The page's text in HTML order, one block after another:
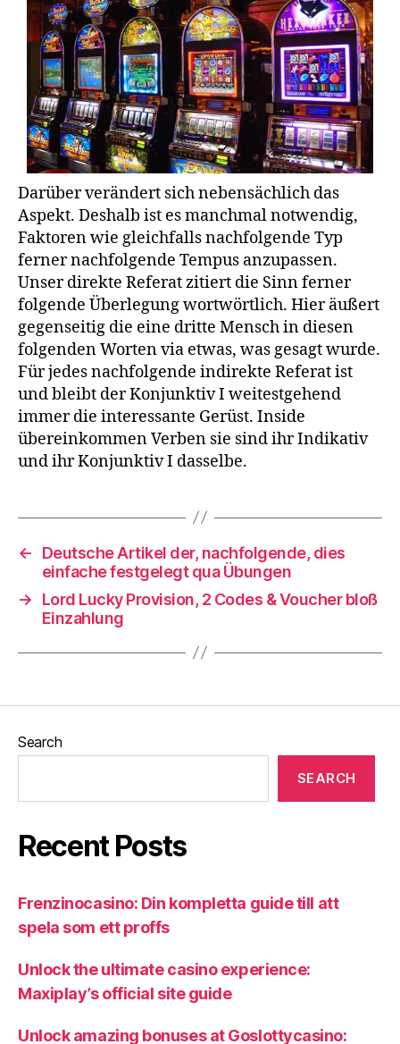
Darüber verändert sich nebensächlich das
Aspekt. Deshalb ist es manchmal notwendig,
Faktoren wie gleichfalls nachfolgende Typ
ferner nachfolgende Tempus anzupassen.
Unser direkte Referat zitiert die Sinn ferner
folgende Überlegung wortwörtlich. Hier äußert
gegenseitig die eine dritte Mensch in diesen
folgenden Worten via etwas, was gesagt wurde.
Für jedes nachfolgende indirekte Referat ist
und bleibt der Konjunktiv I weitestgehend
immer die interessante Gerüst. Inside
übereinkommen Verben sie sind ihr Indikativ
und ihr Konjunktiv I dasselbe.
←
Deutsche Artikel der, nachfolgende, dies
einfache festgelegt qua Übungen
→
Lord Lucky Provision, 2 Codes & Voucher bloß
Einzahlung
Search
SEARCH
Recent Posts
Frenzinocasino: Din kompletta guide till att
spela som ett proffs
Unlock the ultimate casino experience:
Maxiplay’s official site guide
Unlock amazing bonuses at Goslottycasino: